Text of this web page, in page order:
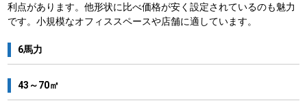
利点があります。他形状に比べ価格が安く設定されているのも魅力
です。小規模なオフィススペースや店舗に適しています。
6馬力
43～70㎡